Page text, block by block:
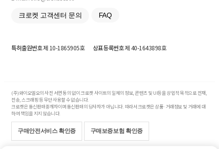
크로켓 고객센터 문의 FAQ
특허출원번호제 10-1865905호 상표등록번호제 40-1643898호
(주)와이오엘오의 사전 서면 동의 없이 크로켓 사이트의 일체의 정보, 콘텐츠 및 UI등을 상업적 목적으로 전재,
전송, 스크래핑 등 무단 사용할 수 없습니다.
크로켓은 통신판매중개자이며 통신판매의 당사자가 아닙니다. 따라서 크로켓은 상품·거래정보 및 거래에 대
하여 책임을 지지 않습니다.
구매안전서비스 확인증 구매보증보험 확인증